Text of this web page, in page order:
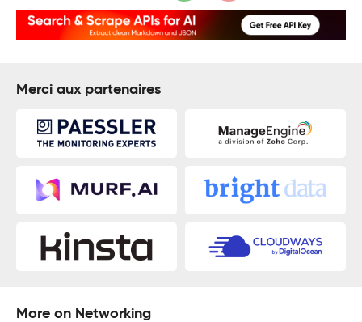
Merci aux partenaires
More on Networking